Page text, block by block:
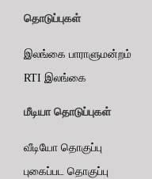
தொடுப்புகள்
இலங்கை பாராளுமன்றம்
RTI இலங்கை
மீடியா தொடுப்புகள்
வீடியோ தொகுப்பு
புகைப்பட தொகுப்பு